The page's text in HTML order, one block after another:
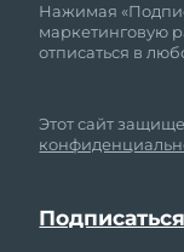
Нажимая
маркетинговую
отписаться в
Этот сайт